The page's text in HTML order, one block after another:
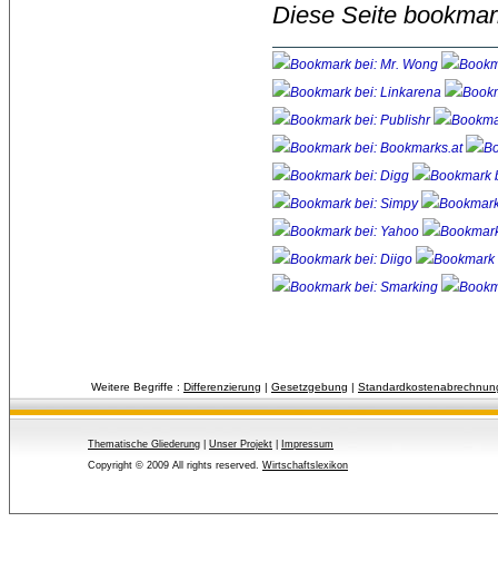
Diese Seite
Weitere Begriffe : Differenzierung | Gesetzgebung |
Thematische Gliederung Unser Projekt
Impressum
Copyright © 2009 All rights reserved. Wirtschaftslexikon